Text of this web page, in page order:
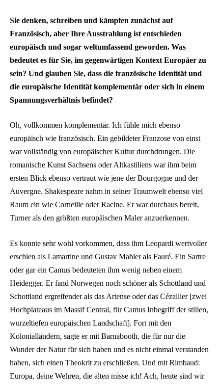
Sie denken, schreiben und kämpfen zunächst auf
Französisch, aber Ihre Ausstrahlung ist entschieden
europäisch und sogar weltumfassend geworden. Was
bedeutet es für Sie, im gegenwärtigen Kontext Europäer zu
sein? Und glauben Sie, dass die französische Identität und
die europäische Identität komplementär oder sich in einem
Spannungsverhältnis befindet?
Oh, vollkommen komplementär. Ich fühle mich ebenso
europäisch wie französisch. Ein gebildeter Franzose von einst
war vollständig von europäischer Kultur durchdrungen. Die
romanische Kunst Sachsens oder Altkastiliens war ihm beim
ersten Blick ebenso vertraut wie jene der Bourgogne und der
Auvergne. Shakespeare nahm in seiner Traumwelt ebenso viel
Raum ein wie Corneille oder Racine. Er war durchaus bereit,
Turner als den größten europäischen Maler anzuerkennen.
Es konnte sehr wohl vorkommen, dass ihm Leopardi wertvoller
erschien als Lamartine und Gustav Mahler als Fauré. Ein Sartre
oder gar ein Camus bedeuteten ihm wenig neben einem
Heidegger. Er fand Norwegen noch schöner als Schottland und
Schottland ergreifender als das Artense oder das Cézallier [zwei
Hochplateaus im Massif Central, für Camus Inbegriff der stillen,
wurzeltiefen europäischen Landschaft]. Fort mit den
Kolonialländern, sagte er mit Barnabooth, die für nur die
Wunder der Natur für sich haben und es nicht einmal verstanden
haben, sich einen Theokrit zu erschließen. Und mit Rimbaud:
Europa, deine Wehren, die alten misse ich! Ach, heute sind wir